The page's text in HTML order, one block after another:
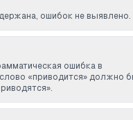
ошибок не выявлено.
ошибка в
слово «приводится» должно